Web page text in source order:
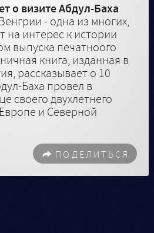
о визите Абдул-Баха
- одна из многих,
на интерес к истории
выпуска печатноого
книга, изданная в
рассказывает о 10
Баха провел в
своего двухлетнего
и Северной
ПОДЕЛИТЬСЯ